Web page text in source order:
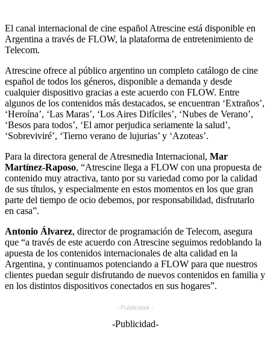
El canal internacional de cine español Atrescine está disponible en
Argentina a través de FLOW, la plataforma de entretenimiento de
Telecom.
Atrescine ofrece al público argentino un completo catálogo de cine
español de todos los géneros, disponible a demanda y desde
cualquier dispositivo gracias a este acuerdo con FLOW. Entre
algunos de los contenidos más destacados, se encuentran ‘Extraños’,
‘Heroína’, ‘Las Maras’, ‘Los Aires Difíciles’, ‘Nubes de Verano’,
‘Besos para todos’, ‘El amor perjudica seriamente la salud’,
‘Sobreviviré’, ‘Tierno verano de lujurias’ y ‘Azoteas’.
Para la directora general de Atresmedia Internacional, Mar
Martínez-Raposo, “Atrescine llega a FLOW con una propuesta de
contenido muy atractiva, tanto por su variedad como por la calidad
de sus títulos, y especialmente en estos momentos en los que gran
parte del tiempo de ocio debemos, por responsabilidad, disfrutarlo
en casa”.
Antonio Álvarez, director de programación de Telecom, asegura
que “a través de este acuerdo con Atrescine seguimos redoblando la
apuesta de los contenidos internacionales de alta calidad en la
Argentina, y continuamos potenciando a FLOW para que nuestros
clientes puedan seguir disfrutando de nuevos contenidos en familia y
en los distintos dispositivos conectados en sus hogares”.
- Publicidad -
-Publicidad-